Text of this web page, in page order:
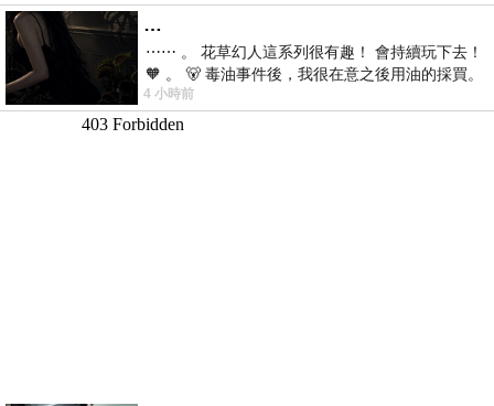
…
⋯⋯ 。 花草幻人這系列很有趣！ 會持續玩下去！
🧡 。 🐻 毒油事件後，我很在意之後用油的採買。
前天購買了我之前就很愛
4 小時前